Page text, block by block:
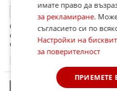
Отпечатването е лесно,
ежедневник тръгва за
ориентират към седмичник!
Спират Дума
имате право да
за рекламиране.
съгласието си по
Настройки на
за поверителност
ПРИЕМЕТЕ